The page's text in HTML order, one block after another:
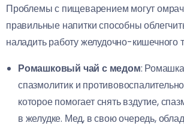
Проблемы с пищеварением могут
правильные напитки способны
наладить работу желудочно-кишечного
Ромашковый чай с медом:
спазмолитик и
которое помогает снять вздутие,
в желудке. Мед, в свою очередь,